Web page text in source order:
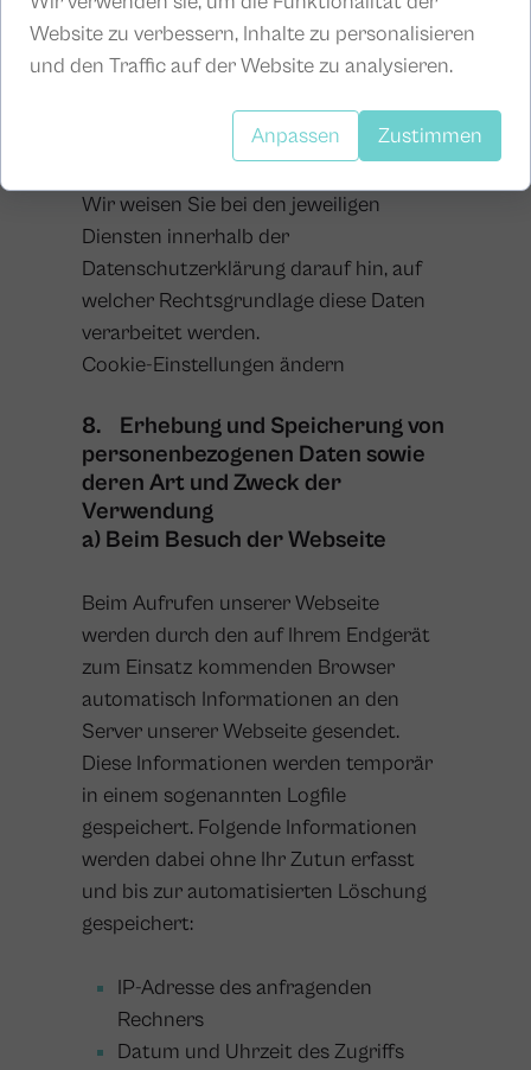
Marketingzwecken auch über die EU-
Seite
http://www.youronlinechoices.com/
oder generell auf
http://optout.aboutads.infoerklären.
Wir weisen Sie bei den jeweiligen
Diensten innerhalb der
Datenschutzerklärung darauf hin, auf
welcher Rechtsgrundlage diese Daten
verarbeitet werden.
Cookie-Einstellungen ändern
8. Erhebung und Speicherung von
personenbezogenen Daten sowie
deren Art und Zweck der
Verwendung
a) Beim Besuch der Webseite
Beim Aufrufen unserer Webseite
werden durch den auf Ihrem Endgerät
zum Einsatz kommenden Browser
automatisch Informationen an den
Server unserer Webseite gesendet.
Diese Informationen werden temporär
in einem sogenannten Logfile
gespeichert. Folgende Informationen
werden dabei ohne Ihr Zutun erfasst
und bis zur automatisierten Löschung
gespeichert:
IP-Adresse des anfragenden
Rechners
Datum und Uhrzeit des Zugriffs
Website zu verbessern, Inhalte zu personalisieren
und den Traffic auf der Website zu analysieren.
Anpassen Zustimmen